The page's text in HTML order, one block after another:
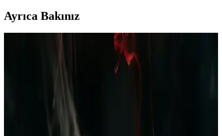
Ayrıca Bakınız
Polar Erkek Pijama Takımı Bordo Lacivert Ekose
Desenli Kış İçin Şık ve Konforlu Giyim Seçeneği
Kış ayları için tasarlanan polar erkek pijama takımı, yumuşak
dokusu ve şık ekose desenleriyle rahatlık ve stil sunar, uzun ömürlü
ve kolay bakım avantajıyla evde konfor sağlar.
Erkek Yazlık Pijama Altları: Rahat ve Şık
Seçenekler ile Yaz Aylarında Konfor